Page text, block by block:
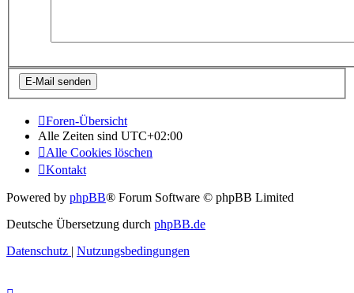
Foren-Übersicht
Alle Zeiten sind UTC+02:00
Alle Cookies löschen
Kontakt
Powered by phpBB® Forum Software © phpBB Limited
Deutsche Übersetzung durch phpBB.de
Datenschutz
Nutzungsbedingungen